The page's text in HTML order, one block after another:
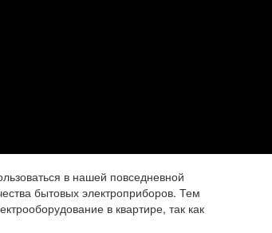
в нашей повседневной
бытовых электроприборов. Тем
в квартире, так как